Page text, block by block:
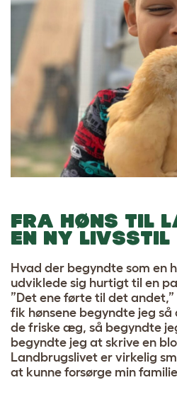
FRA HØNS TIL
EN NY LIVSSTIL
Hvad der begyndte som en
udviklede sig hurtigt til en
”Det ene førte til det andet,”
fik hønsene begyndte jeg
de friske æg, så begyndte
begyndte jeg at skrive en
Landbrugslivet er virkelig
at kunne forsørge min